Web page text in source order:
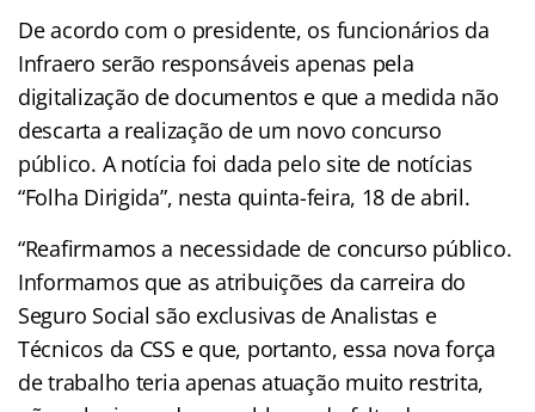
De acordo com o presidente, os funcionários da
Infraero serão responsáveis apenas pela
digitalização de documentos e que a medida não
descarta a realização de um novo concurso
público. A notícia foi dada pelo site de notícias
“Folha Dirigida”, nesta quinta-feira, 18 de abril.
“Reafirmamos a necessidade de concurso público.
Informamos que as atribuições da carreira do
Seguro Social são exclusivas de Analistas e
Técnicos da CSS e que, portanto, essa nova força
de trabalho teria apenas atuação muito restrita,